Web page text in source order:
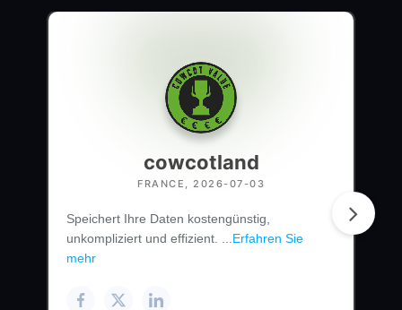
cowcotland
FRANCE, 2026-07-03
Speichert Ihre Daten kostengünstig,
unkompliziert und effizient. ... Erfahren Sie
mehr